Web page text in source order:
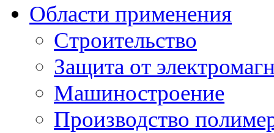
Области применения
Строительство
Защита от
Машиностроение
Производство